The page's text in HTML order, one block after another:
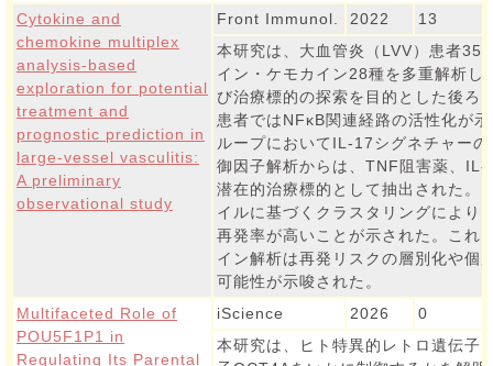
Cytokine and
chemokine multiplex
analysis-based
exploration for potential
treatment and
prognostic prediction in
large-vessel vasculitis:
A preliminary
observational study
Front Immunol. 2022
13
本研究は、大血管炎（LVV）患者35
イン・ケモカイン28種を多重解析し
び治療標的の探索を目的とした後ろ
患者ではNFκB関連経路の活性化が
ループにおいてIL-17シグネチャー
御因子解析からは、TNF阻害薬、
潜在的治療標的として抽出された。
イルに基づくクラスタリングにより
再発率が高いことが示された。これ
イン解析は再発リスクの層別化や個
可能性が示唆された。
Multifaceted Role of
POU5F1P1 in
Regulating Its Parental
iScience 2026
0
本研究は、ヒト特異的レトロ遺伝子